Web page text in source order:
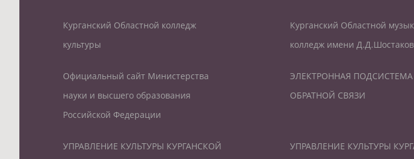
Курганский Областной колледж
культуры
Курганский Областной
колледж имени
Официальный сайт Министерства
науки и высшего образования
Российской Федерации
ЭЛЕКТРОННАЯ ПОДСИСТЕМА
ОБРАТНОЙ СВЯЗИ
УПРАВЛЕНИЕ КУЛЬТУРЫ КУРГАНСКОЙ
УПРАВЛЕНИЕ КУЛЬТУРЫ